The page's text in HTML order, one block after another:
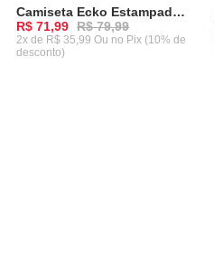
-10%
Camiseta Ecko Estampada Preta
R$ 71,99 R$ 79,99
2x de R$ 35,99 Ou no Pix (10% de
desconto)